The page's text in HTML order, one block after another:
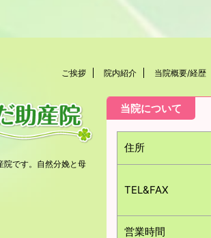
ご挨拶 院内紹介 当院概要/経歴
当院について
住所
TEL&FAX
営業時間
院です。自然分娩と母